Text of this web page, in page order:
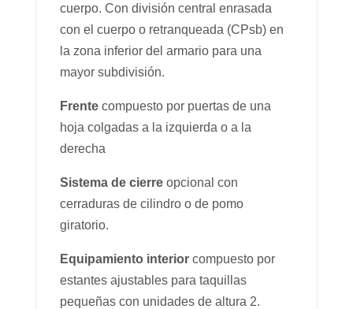
cuerpo. Con división central enrasada
con el cuerpo o retranqueada (CPsb) en
la zona inferior del armario para una
mayor subdivisión.
Frentecompuesto por puertas de una
hoja colgadas a la izquierda o a la
derecha
Sistema de cierreopcional con
cerraduras de cilindro o de pomo
giratorio.
Equipamiento interiorcompuesto por
estantes ajustables para taquillas
pequeñas con unidades de altura 2.